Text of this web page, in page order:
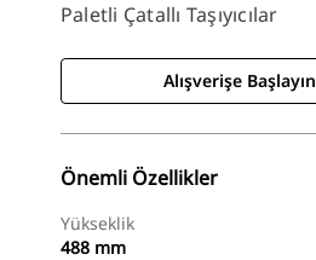
Paletli Çatallı Taşıyıcılar
Alışverişe Başlayın
Önemli Özellikler
Yükseklik
488 mm